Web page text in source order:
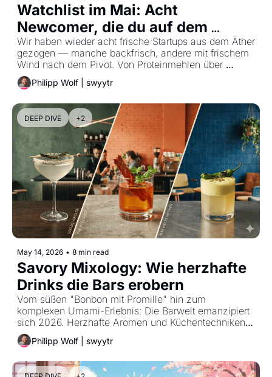
Watchlist im Mai: Acht
Newcomer, die du auf dem
Schirm haben solltest
Wir haben wieder acht frische Startups aus dem Äther
gezogen — manche backfrisch, andere mit frischem
Wind nach dem Pivot. Von Proteinmehlen über
Snackbällchen bis hin zur Social Food App: Die Mai-
Watchlist ist mal wieder so vielfältig wie der gesamte
Philipp Wolf | swyytr
DEEP DIVE +2
May 14, 2026 • 8 min read
Savory Mixology: Wie herzhafte
Drinks die Bars erobern
Vom süßen "Bonbon mit Promille" hin zum
komplexen Umami-Erlebnis: Die Barwelt emanzipiert
sich 2026. Herzhafte Aromen und Küchentechniken
prägen nun das Glas der Gäst*innen – ein tiefer
Systembruch.
Philipp Wolf | swyytr